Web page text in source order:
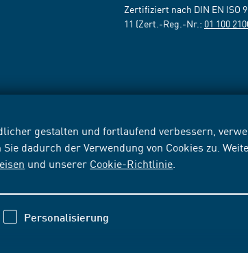
gestalten und fortlaufend verbessern,
dadurch der Verwendung von Cookies zu.
und unserer Cookie-Richtlinie
Personalisierung
Zertifiziert nach DIN EN ISO
11 (Zert.-Reg.-Nr.: 01 100